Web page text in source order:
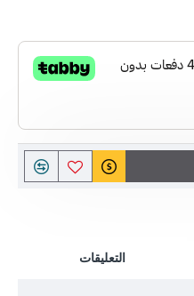
التعليقات